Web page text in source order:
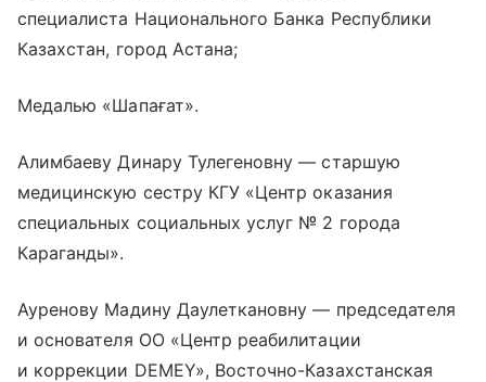
специалиста Национального Банка Республики
Казахстан, город Астана;
Медалью «Шапағат».
Алимбаеву Динару Тулегеновну — старшую
медицинскую сестру КГУ «Центр оказания
специальных социальных услуг № 2 города
Караганды».
Ауренову Мадину Даулеткановну — председателя
и основателя ОО «Центр реабилитации
и коррекции DEMEY», Восточно-Казахстанская